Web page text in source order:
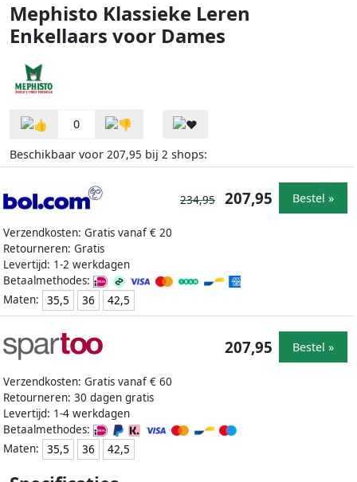
Mephisto Klassieke Leren
Enkellaars voor Dames
0
Beschikbaar voor 207,95 bij 2 shops:
Verzendkosten: Gratis vanaf € 20
Retourneren: Gratis
Levertijd: 1-2 werkdagen
Betaalmethodes:
Maten:
35,5 36 42,5
234,95 207,95 Bestel »
Verzendkosten: Gratis vanaf € 60
Retourneren: 30 dagen gratis
Levertijd: 1-4 werkdagen
Betaalmethodes:
Maten:
35,5 36 42,5
207,95 Bestel »